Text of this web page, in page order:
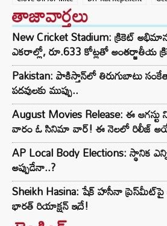
తాజావార్తలు
New Cricket Stadium: క్రికెట్
ఎకరాల్లో, రూ.633 కోట్లతో అంతర్జాతీయ
Pakistan: పాకిస్తాన్‌లో తిరుగుబాటు
పదవులకు ముప్పు..
August Movies Release: ఈ ఆగస్టు
వారం ఓ సినిమా వార్! ఈ నెలలో రిలీజ్
AP Local Body Elections: స్థానిక
అప్పుడేనా..?
Sheikh Hasina: షేక్ హసీనా ప్రెస్‌మీట్‌పై
భారత్ రియాక్షన్ ఇదే!